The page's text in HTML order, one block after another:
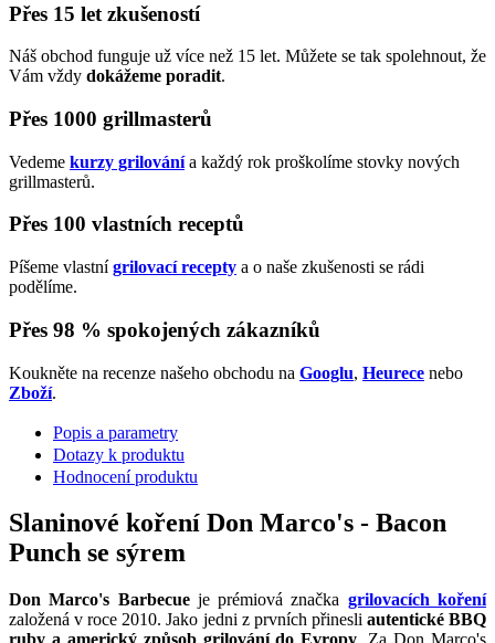
Přes 15 let zkušeností
Náš obchod funguje už více než 15 let. Můžete se tak spolehnout, že
Vám vždy dokážeme poradit.
Přes 1000 grillmasterů
Vedeme kurzy grilovánía každý rok proškolíme stovky nových
grillmasterů.
Přes 100 vlastních receptů
Píšeme vlastnígrilovací recepty a o naše zkušenosti se rádi
podělíme.
Přes 98 % spokojených zákazníků
Koukněte na recenze našeho obchodu na Googlu, Heurece nebo
Zboží.
Popis a parametry
Dotazy k produktu
Hodnocení produktu
Slaninové koření Don Marco's - Bacon
Punch se sýrem
Don Marco's Barbecueje prémiová značka grilovacích koření
založená v roce 2010. Jako jedni z prvních přinesli autentické BBQ